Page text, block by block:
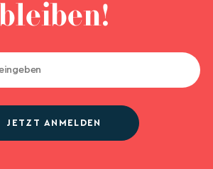
bleiben!
JETZT ANMELDEN